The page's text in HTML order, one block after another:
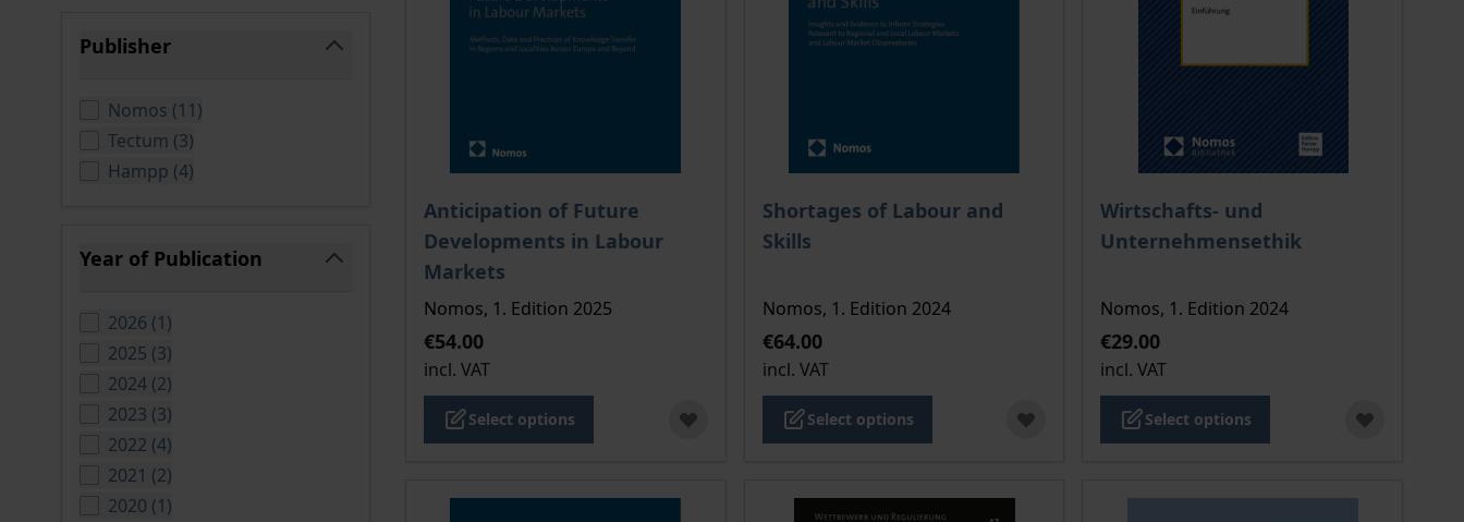
Publisher
Nomos (11products available
)
Tectum (3products available
)
Hampp (4products available
)
Year of Publication
2026 (1products available
)
2025 (3products available
)
2024 (2products available
)
2023 (3products available
)
2022 (4products available
)
2021 (2products available
)
2020 (1products available
)
Anticipation of Future
Developments in Labour
Markets
The price depends on the options chosen on the product page
Nomos, 1. Edition 2025
€54.00
incl. VAT
Select options
Shortages of Labour and
Skills
The price depends on the options chosen on the product page
Nomos, 1. Edition 2024
€64.00
incl. VAT
Select options
Wirtschafts- und
Unternehmensethik
The price depends on the options chosen
Nomos, 1. Edition 2024
€29.00
incl. VAT
Select options